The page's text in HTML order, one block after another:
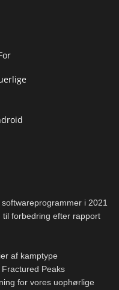
i 2021
til forbedring efter rapport
af kamptype
Peaks
for vores uophørlige